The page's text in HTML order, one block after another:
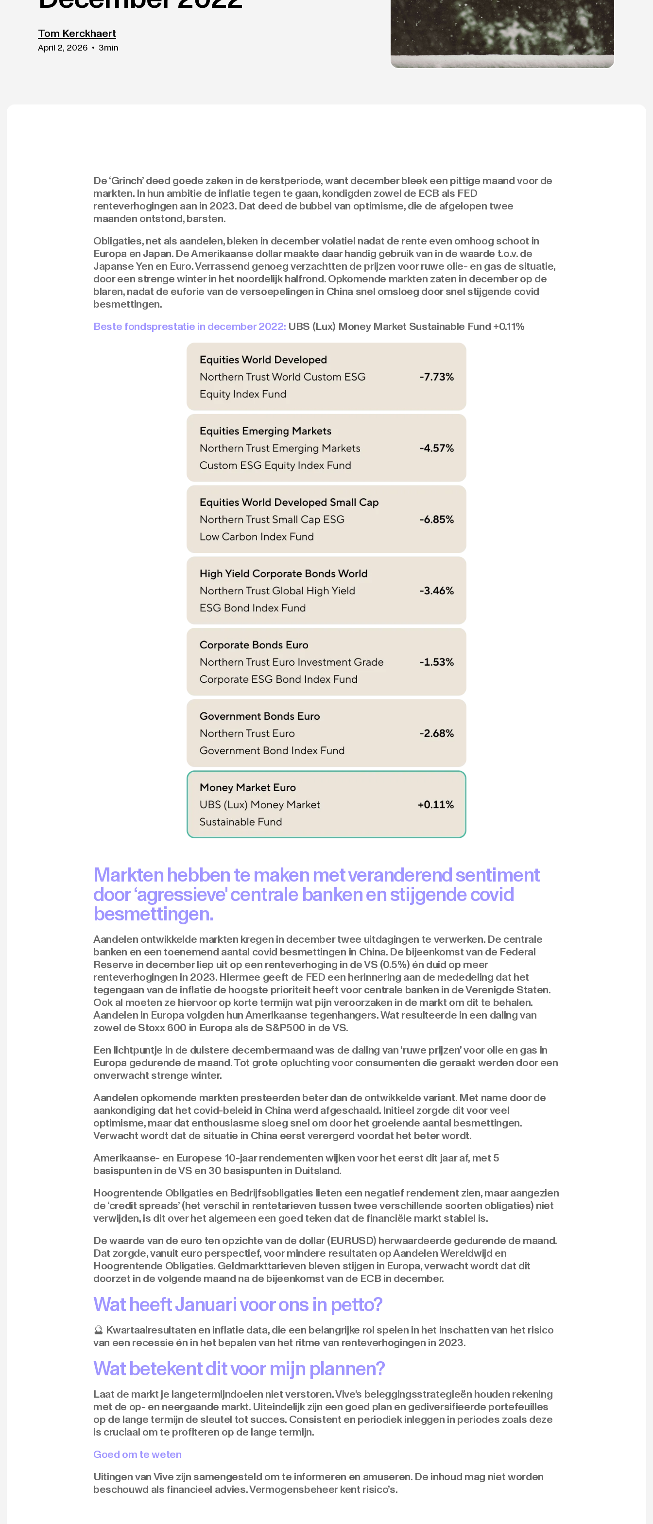
Tom Kerckhaert
April 2, 2026 • 3min
De ‘Grinch’ deed goede zaken in de kerstperiode, want december bleek een pittige maand voor de
markten. In hun ambitie de inflatie tegen te gaan, kondigden zowel de ECB als FED
renteverhogingen aan in 2023. Dat deed de bubbel van optimisme, die de afgelopen twee
maanden ontstond, barsten.
Obligaties, net als aandelen, bleken in december volatiel nadat de rente even omhoog schoot in
Europa en Japan. De Amerikaanse dollar maakte daar handig gebruik van in de waarde t.o.v. de
Japanse Yen en Euro. Verrassend genoeg verzachtten de prijzen voor ruwe olie- en gas de situatie,
door een strenge winter in het noordelijk halfrond. Opkomende markten zaten in december op de
blaren, nadat de euforie van de versoepelingen in China snel omsloeg door snel stijgende covid
besmettingen.
Beste fondsprestatie in december 2022: UBS (Lux) Money Market Sustainable Fund +0.11%
Markten hebben te maken met veranderend sentiment
door ‘agressieve' centrale banken en stijgende covid
besmettingen.
Aandelen ontwikkelde markten kregen in december twee uitdagingen te verwerken. De centrale
banken en een toenemend aantal covid besmettingen in China. De bijeenkomst van de Federal
Reserve in december liep uit op een renteverhoging in de VS (0.5%) én duid op meer
renteverhogingen in 2023. Hiermee geeft de FED een herinnering aan de mededeling dat het
tegengaan van de inflatie de hoogste prioriteit heeft voor centrale banken in de Verenigde Staten.
Ook al moeten ze hiervoor op korte termijn wat pijn veroorzaken in de markt om dit te behalen.
Aandelen in Europa volgden hun Amerikaanse tegenhangers. Wat resulteerde in een daling van
zowel de Stoxx 600 in Europa als de S&P500 in de VS.
Een lichtpuntje in de duistere decembermaand was de daling van ‘ruwe prijzen’ voor olie en gas in
Europa gedurende de maand. Tot grote opluchting voor consumenten die geraakt werden door een
onverwacht strenge winter.
Aandelen opkomende markten presteerden beter dan de ontwikkelde variant. Met name door de
aankondiging dat het covid-beleid in China werd afgeschaald. Initieel zorgde dit voor veel
optimisme, maar dat enthousiasme sloeg snel om door het groeiende aantal besmettingen.
Verwacht wordt dat de situatie in China eerst verergerd voordat het beter wordt.
Amerikaanse- en Europese 10-jaar rendementen wijken voor het eerst dit jaar af, met 5
basispunten in de VS en 30 basispunten in Duitsland.
Hoogrentende Obligaties en Bedrijfsobligaties lieten een negatief rendement zien, maar aangezien
de ‘credit spreads’ (het verschil in rentetarieven tussen twee verschillende soorten obligaties) niet
verwijden, is dit over het algemeen een goed teken dat de financiële markt stabiel is.
De waarde van de euro ten opzichte van de dollar (EURUSD) herwaardeerde gedurende de maand.
Dat zorgde, vanuit euro perspectief, voor mindere resultaten op Aandelen Wereldwijd en
Hoogrentende Obligaties. Geldmarkttarieven bleven stijgen in Europa, verwacht wordt dat dit
doorzet in de volgende maand na de bijeenkomst van de ECB in december.
Wat heeft Januari voor ons in petto?
🔮 Kwartaalresultaten en inflatie data, die een belangrijke rol spelen in het inschatten van het risico
van een recessie én in het bepalen van het ritme van renteverhogingen in 2023.
Wat betekent dit voor mijn plannen?
Laat de markt je langetermijndoelen niet verstoren. Vive's beleggingsstrategieën houden rekening
met de op- en neergaande markt. Uiteindelijk zijn een goed plan en gediversifieerde portefeuilles
op de lange termijn de sleutel tot succes. Consistent en periodiek inleggen in periodes zoals deze
is cruciaal om te profiteren op de lange termijn.
Goed om te weten
Uitingen van Vive zijn samengesteld om te informeren en amuseren. De inhoud mag niet worden
beschouwd als financieel advies. Vermogensbeheer kent risico’s.